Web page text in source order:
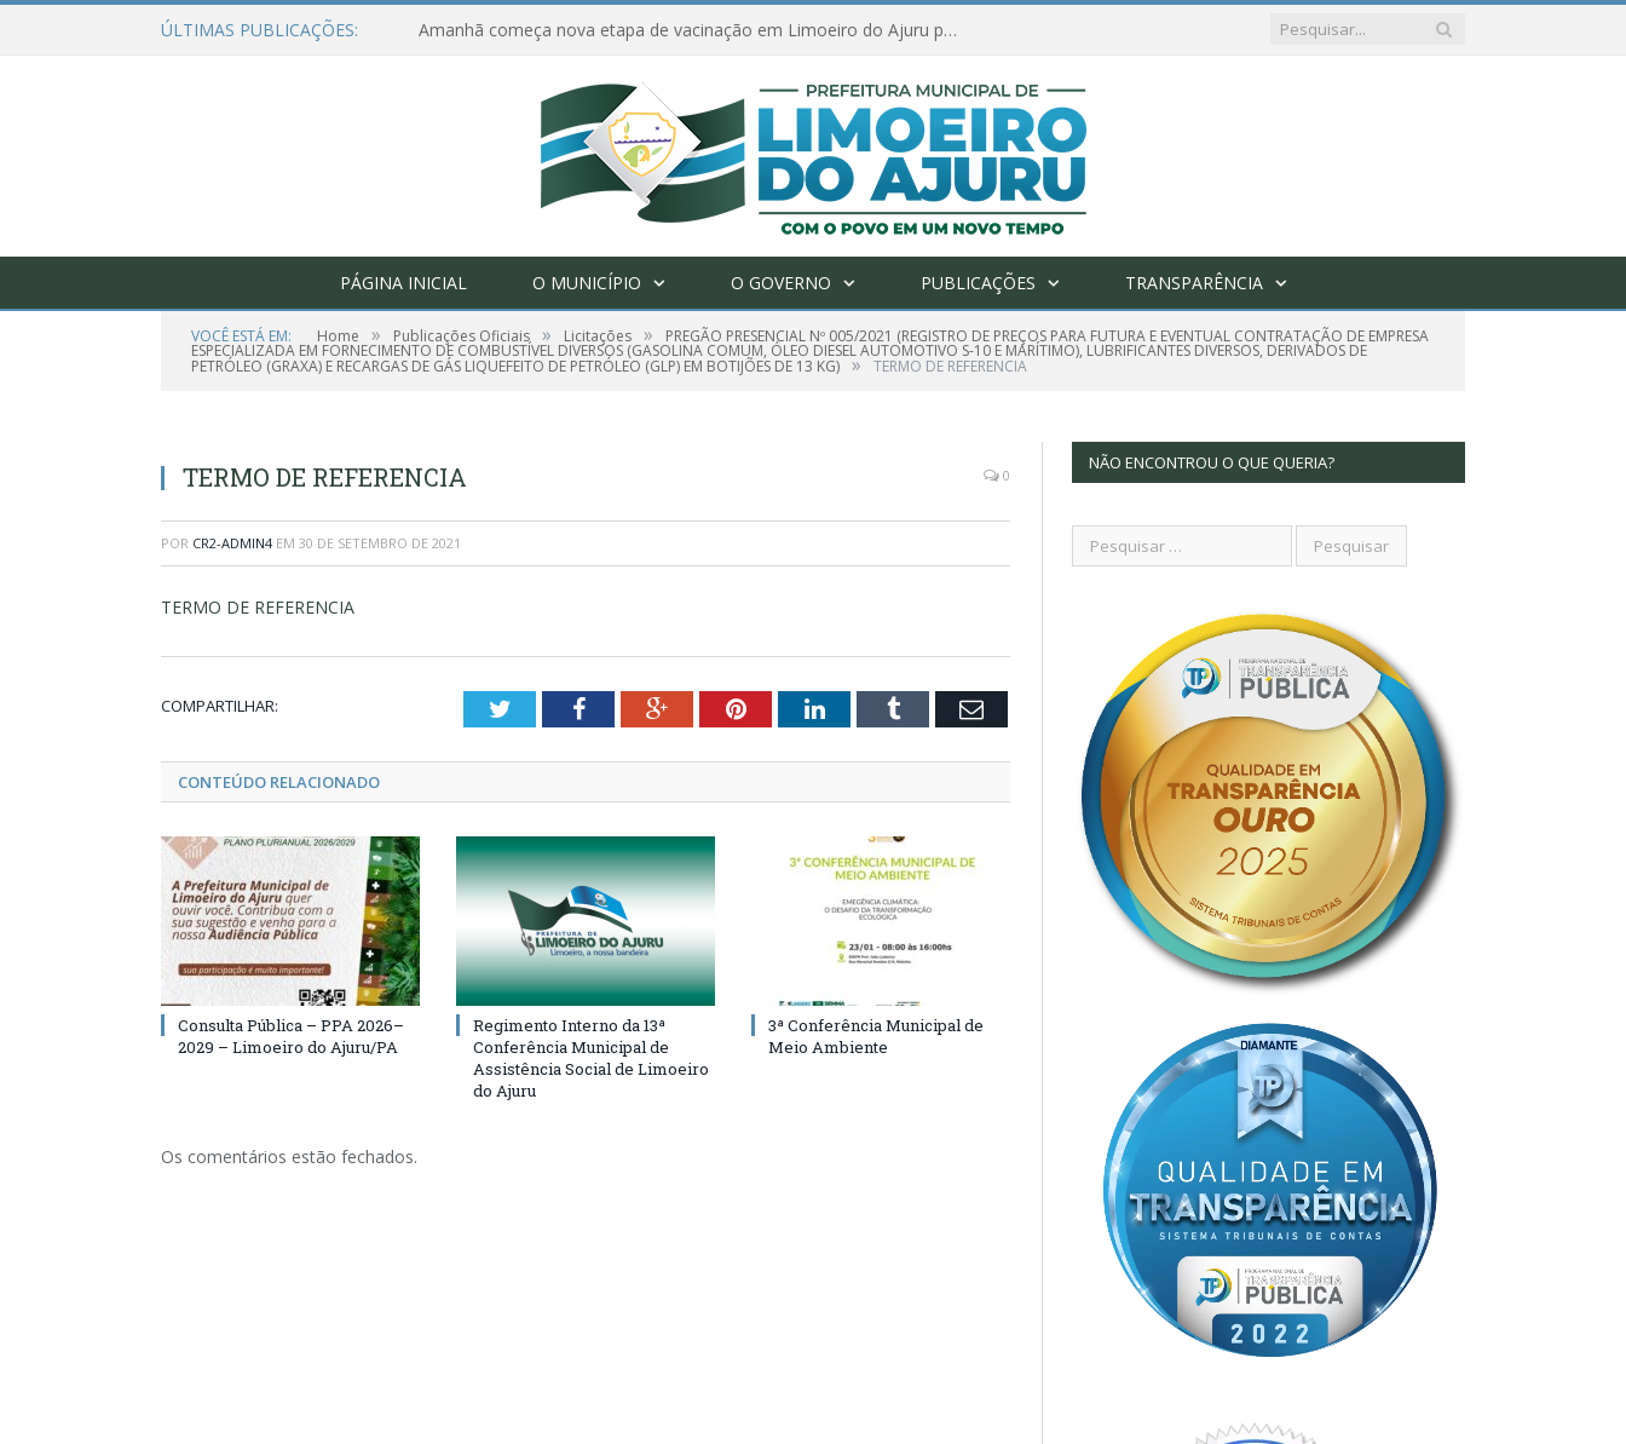
ÚLTIMAS PUBLICAÇÕES: Amanhã começa nova etapa de vacinação em Limoeiro do Ajuru para idosos com 65 ou mais
PÁGINA INICIAL O MUNICÍPIO O GOVERNO PUBLICAÇÕES TRANSPARÊNCIA
VOCÊ ESTÁ EM: Home » Publicações Oficiais » Licitações » PREGÃO PRESENCIAL Nº 005/2021 (REGISTRO DE PREÇOS PARA FUTURA E EVENTUAL CONTRATAÇÃO DE EMPRESA
ESPECIALIZADA EM FORNECIMENTO DE COMBUSTÍVEL DIVERSOS (GASOLINA COMUM, ÓLEO DIESEL AUTOMOTIVO S-10 E MARÍTIMO), LUBRIFICANTES DIVERSOS, DERIVADOS DE
PETRÓLEO (GRAXA) E RECARGAS DE GÁS LIQUEFEITO DE PETRÓLEO (GLP) EM BOTIJÕES DE 13 KG) » TERMO DE REFERENCIA
TERMO DE REFERENCIA 0
POR CR2-ADMIN4 EM 30 DE SETEMBRO DE 2021
TERMO DE REFERENCIA
COMPARTILHAR: TwitterFacebookGoogle+PinterestLinkedInTumblr Email
CONTEÚDO RELACIONADO
Consulta Pública – PPA 2026–
2029 – Limoeiro do Ajuru/PA
Regimento Interno da 13ª
Conferência Municipal de
Assistência Social de Limoeiro
do Ajuru
3ª Conferência Municipal de
Meio Ambiente
Os comentários estão fechados.
NÃO ENCONTROU O QUE QUERIA?